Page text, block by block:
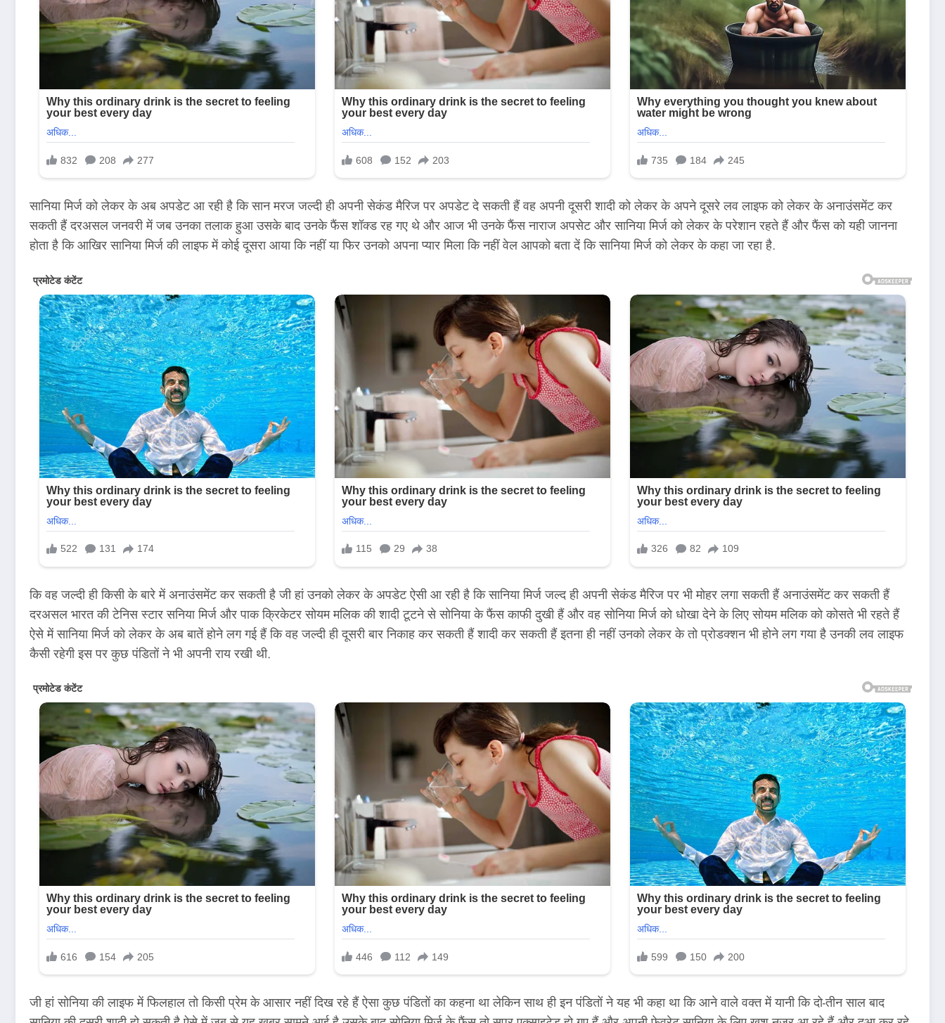
सानिया मिर्ज को लेकर के अब अपडेट आ रही है कि सान मरज जल्दी ही अपनी सेकंड मैरिज पर अपडेट दे सकती हैं वह अपनी दूसरी शादी को लेकर के अपने दूसरे लव लाइफ को लेकर के अनाउंसमेंट कर
सकती हैं दरअसल जनवरी में जब उनका तलाक हुआ उसके बाद उनके फैंस शॉक्ड रह गए थे और आज भी उनके फैंस नाराज अपसेट और सानिया मिर्ज को लेकर के परेशान रहते हैं और फैंस को यही जानना
होता है कि आखिर सानिया मिर्ज की लाइफ में कोई दूसरा आया कि नहीं या फिर उनको अपना प्यार मिला कि नहीं वेल आपको बता दें कि सानिया मिर्ज को लेकर के कहा जा रहा है.
कि वह जल्दी ही किसी के बारे में अनाउंसमेंट कर सकती है जी हां उनको लेकर के अपडेट ऐसी आ रही है कि सानिया मिर्ज जल्द ही अपनी सेकंड मैरिज पर भी मोहर लगा सकती हैं अनाउंसमेंट कर सकती हैं
दरअसल भारत की टेनिस स्टार सनिया मिर्ज और पाक क्रिकेटर सोयम मलिक की शादी टूटने से सोनिया के फैंस काफी दुखी हैं और वह सोनिया मिर्ज को धोखा देने के लिए सोयम मलिक को कोसते भी रहते हैं
ऐसे में सानिया मिर्ज को लेकर के अब बातें होने लग गई हैं कि वह जल्दी ही दूसरी बार निकाह कर सकती हैं शादी कर सकती हैं इतना ही नहीं उनको लेकर के तो प्रोडक्शन भी होने लग गया है उनकी लव लाइफ
कैसी रहेगी इस पर कुछ पंडितों ने भी अपनी राय रखी थी.
जी हां सोनिया की लाइफ में फिलहाल तो किसी प्रेम के आसार नहीं दिख रहे हैं ऐसा कुछ पंडितों का कहना था लेकिन साथ ही इन पंडितों ने यह भी कहा था कि आने वाले वक्त में यानी कि दो-तीन साल बाद